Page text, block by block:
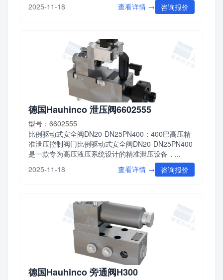
2025-11-18
查看详情 → 咨询报价
德国Hauhinco 泄压阀6602555
型号：6602555
比例驱动式安全阀DN20-DN25PN400：400巴高压精
准泄压控制阀门比例驱动式安全阀DN20-DN25PN400
是一款专为高压液压系统设计的精准泄压设备，...
2025-11-18
查看详情 → 咨询报价
德国Hauhinco 旁通阀H300